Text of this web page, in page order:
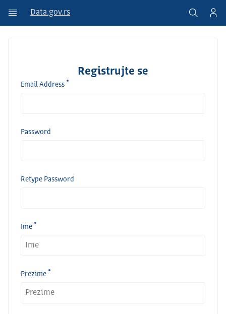
Data.gov.rs
Registrujte se
Email Address
Password
Retype Password
Ime
Prezime